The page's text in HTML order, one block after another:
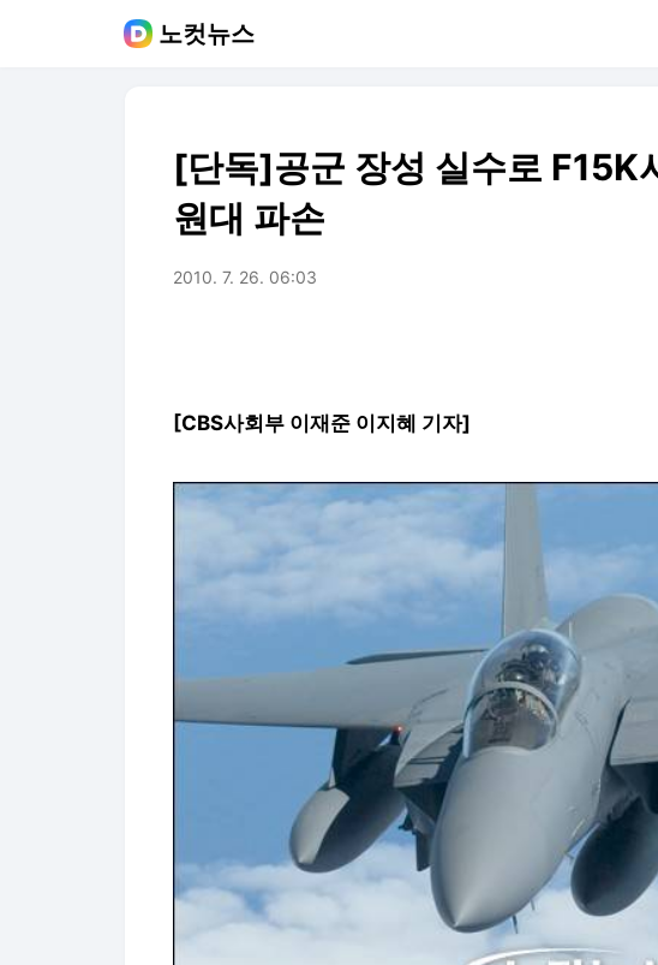
노컷뉴스
[단독]공군 장성 실수로 F15K
원대 파손
2010. 7. 26. 06:03
[CBS사회부 이재준 이지혜 기자]